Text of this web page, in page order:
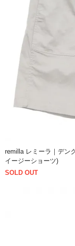
remilla レミーラ｜デン
イージーショーツ)
SOLD OUT